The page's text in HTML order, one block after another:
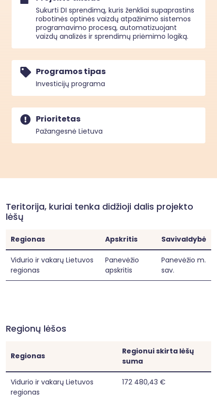
automatizuotam gamybinės produkcijos
kokybės tikrinimui, naudojant robotinę optinio
vaizdų atpažinimo sistemą. Sprendinys leidžia
realiuoju laiku identifikuoti gaminių defektus,
neatitikimus ir nukrypimus nuo nustatytų
kokybės kriterijų, taip užtikrinant aukštą
gamybos proceso patikimumą ir stabilumą.
Sukurti DI sprendimą, kuris ženkliai supaprastins
robotinės optinės vaizdų atpažinimo sistemos
programavimo procesą, automatizuojant
vaizdų analizės ir sprendimų priėmimo logiką.
Programos tipas
Investicijų programa
Prioritetas
Pažangesnė Lietuva
Teritorija, kuriai tenka didžioji dalis projekto
lėšų
Regionas Apskritis Savivaldybė
Vidurio ir vakarų Lietuvos
regionas
Panevėžio
apskritis
Panevėžio m.
sav.
Regionų lėšos
Regionas
Regionui skirta lėšų
suma
Vidurio ir vakarų Lietuvos
regionas
172 480,43 €